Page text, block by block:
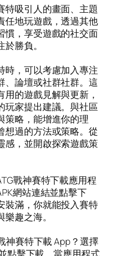
特吸引人的畫面、主題
任地玩遊戲，透過其他
慣，享受遊戲的社交面
勝負。
時，可以考慮加入專注
、論壇或社群社群。這
的遊戲見解與更新，
玩家提出建議。與社區
策略，能增進你的理
想過的方法或策略。從
感，並開啟探索遊戲策
戰神賽特下載應用程
網站連結並點擊下
裝滿，你就能投入賽特
趣之海。
神賽特下載 App？選擇